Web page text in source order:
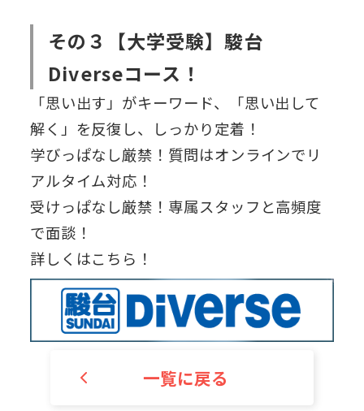
その３【大学受験】駿台
Diverseコース！
「思い出す」がキーワード、「思い出して
解く」を反復し、しっかり定着！
学びっぱなし厳禁！質問はオンラインでリ
アルタイム対応！
受けっぱなし厳禁！専属スタッフと高頻度
で面談！
詳しくはこちら！
一覧に戻る